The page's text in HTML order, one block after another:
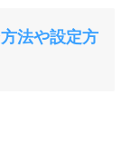
法や設定方